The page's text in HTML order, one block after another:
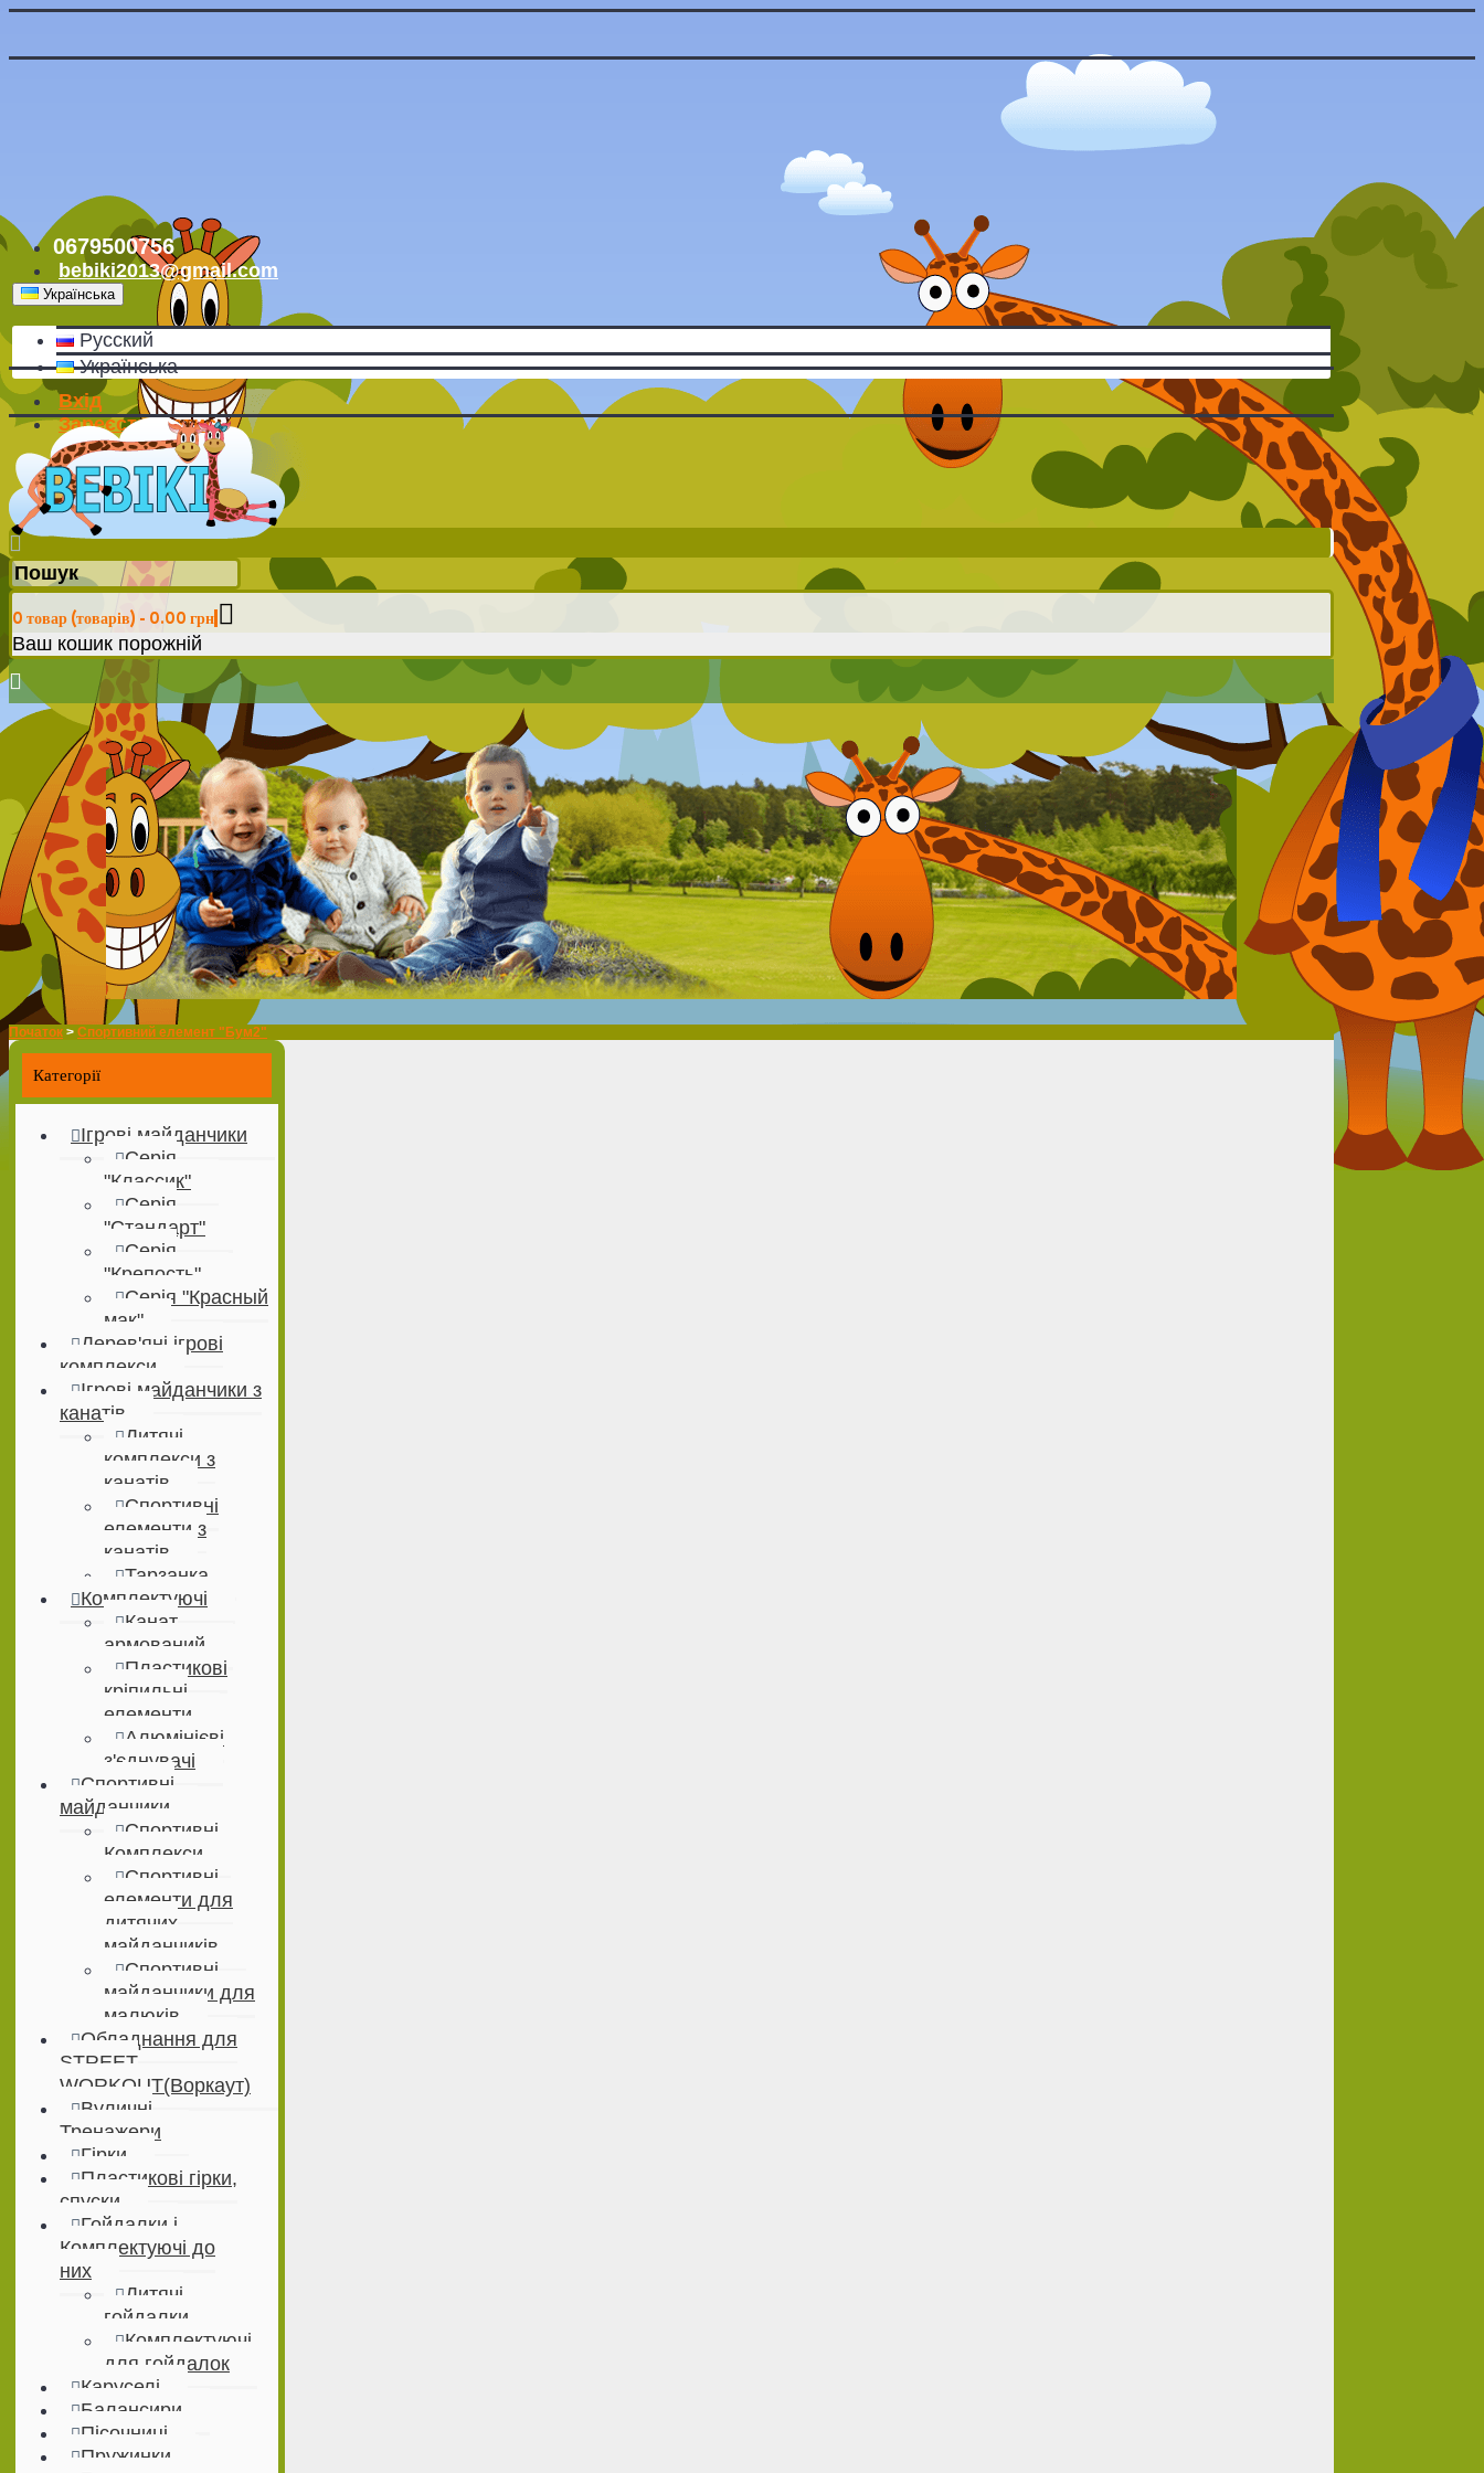
0679500756
bebiki2013@gmail.com
Українська
Русский
Українська
Вхід
Зареєструватись
0 товар (товарів) - 0.00 грн
Ваш кошик порожній
Початок > Спортивний елемент "Бум2"
Категорії
Ігрові майданчики
Серія
"Классик"
Серія
"Стандарт"
Серія
"Крепость"
Серія "Красный
мак"
Дерев'яні ігрові
комплекси
Ігрові майданчики з
канатів
Дитячі
комплекси з
канатів
Спортивні
елементи з
канатів
Тарзанка
Комплектуючі
Канат
армований
Пластикові
кріпильні
елементи
Алюмінієві
з'єднувачі
Спортивні
майданчики
Спортивні
Комплекси
Спортивні
елементи для
дитячих
майданчиків
Спортивні
майданчики для
малюків
Обладнання для
STREET
WORKOUT(Воркаут)
Вуличні
Тренажери
Гірки
Пластикові гірки,
спуски
Гойдалки і
Комплектуючі до
них
Дитячі
гойдалки
Комплектуючі
для гойдалок
Каруселі
Балансири
Пісочниці
Пружинки